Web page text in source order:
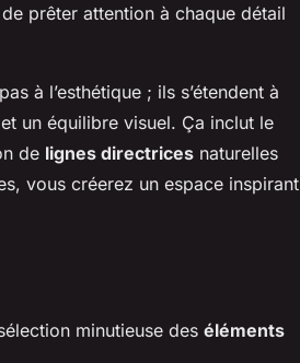
prêter attention à chaque détail
à l’esthétique ; ils s’étendent à
un équilibre visuel. Ça inclut le
de lignes directrices naturelles
vous créerez un espace inspirant
minutieuse des éléments